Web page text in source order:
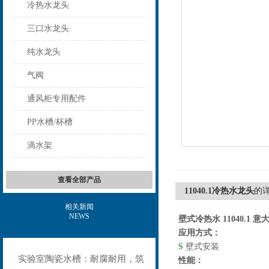
冷热水龙头
三口水龙头
纯水龙头
气阀
通风柜专用配件
PP水槽/杯槽
滴水架
查看全部产品
相关新闻
NEWS
实验室陶瓷水槽：耐腐耐用，筑
11040.1冷热水龙头的
壁式冷热水 11040.1 意
应用方式：
S 壁式安装
性能：